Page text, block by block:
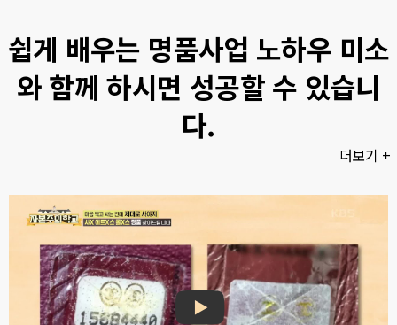
쉽게 배우는 명품사업 노하우 미소
와 함께 하시면 성공할 수 있습니
다.
더보기 +